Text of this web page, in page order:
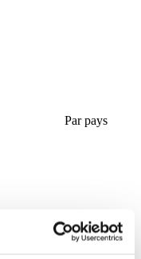
Par pays